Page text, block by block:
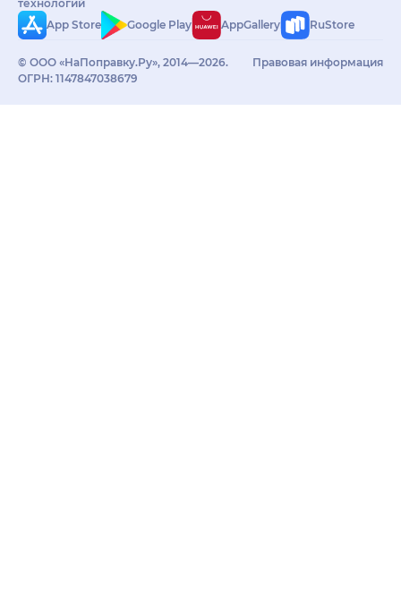
технологий
App Store
Google Play AppGallery RuStore
© ООО «НаПоправку.Ру», 2014—2026.
ОГРН: 1147847038679
Правовая информация